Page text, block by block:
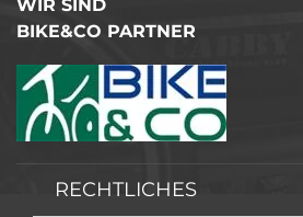
WIR SIND
BIKE&CO PARTNER
RECHTLICHES